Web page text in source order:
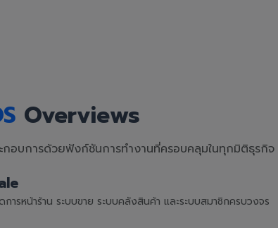
Overviews
กอบการด้วยฟังก์ชันการทำงานที่ครอบคลุมในทุกมิติธุรกิจ
การหน้าร้าน ระบบขาย ระบบคลังสินค้า และระบบสมาชิกครบวงจร